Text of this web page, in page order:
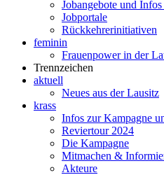
Jobangebote und
Jobportale
Rückkehrerinitiativen
feminin
Frauenpower in der
Trennzeichen
aktuell
Neues aus der Lausitz
krass
Infos zur Kampagne
Reviertour 2024
Die Kampagne
Mitmachen &
Akteure